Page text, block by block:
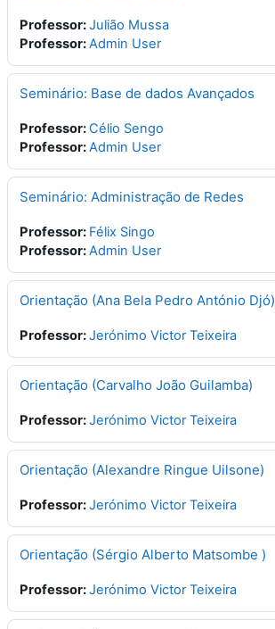
Professor:Julião Mussa
Professor:Admin User
Seminário: Base de dados Avançados
Professor:Célio Sengo
Professor:Admin User
Seminário: Administração de Redes
Professor: Félix Singo
Professor:Admin User
Orientação (Ana Bela Pedro António Djó)
Professor:Jerónimo Victor Teixeira
Orientação (Carvalho João Guilamba)
Professor:Jerónimo Victor Teixeira
Orientação (Alexandre Ringue Uilsone)
Professor:Jerónimo Victor Teixeira
Orientação (Sérgio Alberto Matsombe )
Professor:Jerónimo Victor Teixeira